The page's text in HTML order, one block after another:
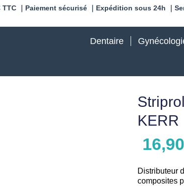
｜Paiement sécurisé ｜Expédition sous 24h ｜
Dentaire
KERR
Distributeur
composites